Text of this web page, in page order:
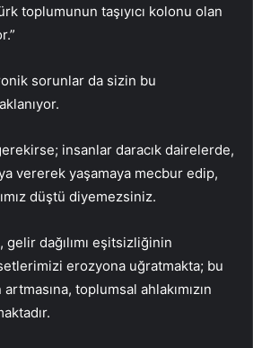
toplumunun taşıyıcı kolonu olan
sorunlar da sizin bu
insanlar daracık dairelerde,
vererek yaşamaya mecbur edip,
düştü diyemezsiniz.
gelir dağılımı eşitsizliğinin
erozyona uğratmakta; bu
artmasına, toplumsal ahlakımızın